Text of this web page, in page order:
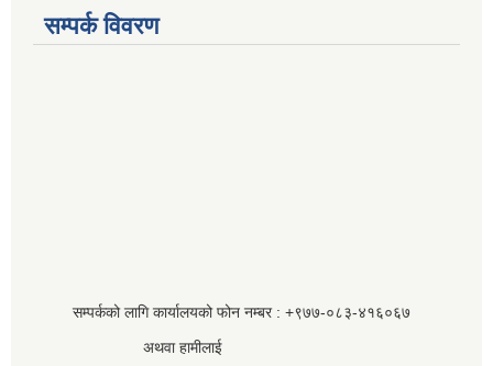
सम्पर्क विवरण
सम्पर्कको लागि कार्यालयको फोन नम्बर : +९७७-०८३‍-४१६०६७
अथवा हामीलाई